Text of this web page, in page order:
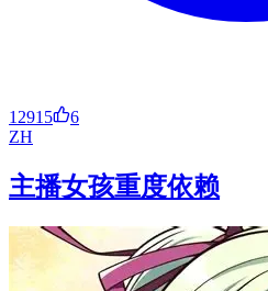
12915
6
ZH
主播女孩重度依赖